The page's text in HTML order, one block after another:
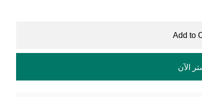
Add to
الآن